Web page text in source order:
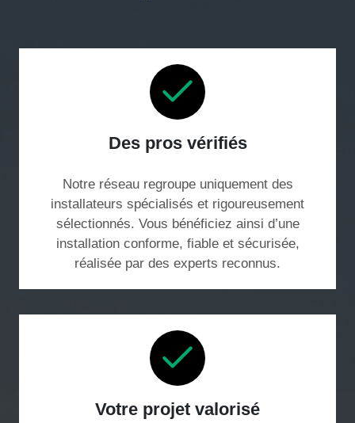
Des pros vérifiés
Notre réseau regroupe uniquement des
installateurs spécialisés et rigoureusement
sélectionnés. Vous bénéficiez ainsi d’une
installation conforme, fiable et sécurisée,
réalisée par des experts reconnus.
Votre projet valorisé